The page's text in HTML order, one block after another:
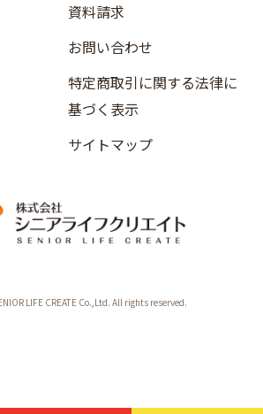
資料請求
お問い合わせ
特定商取引に関する法律に
基づく表示
サイトマップ
LIFE CREATE Co.,Ltd. All rights reserved.